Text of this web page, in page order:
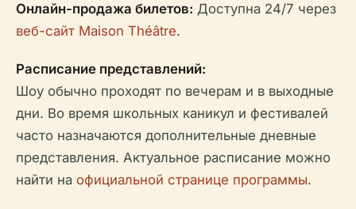
Онлайн-продажа билетов: Доступна 24/7 через
веб-сайт Maison Théâtre.
Расписание представлений:
Шоу обычно проходят по вечерам и в выходные
дни. Во время школьных каникул и фестивалей
часто назначаются дополнительные дневные
представления. Актуальное расписание можно
найти на официальной странице программы.